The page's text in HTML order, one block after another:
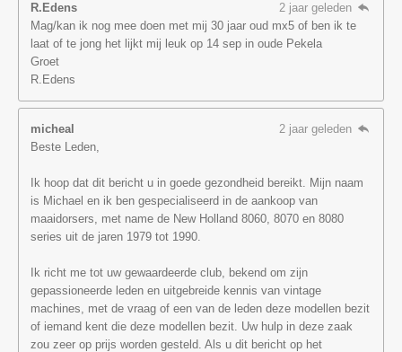
R.Edens
2 jaar geleden
Mag/kan ik nog mee doen met mij 30 jaar oud mx5 of ben ik te
laat of te jong het lijkt mij leuk op 14 sep in oude Pekela
Groet
R.Edens
micheal
2 jaar geleden
Beste Leden,
Ik hoop dat dit bericht u in goede gezondheid bereikt. Mijn naam
is Michael en ik ben gespecialiseerd in de aankoop van
maaidorsers, met name de New Holland 8060, 8070 en 8080
series uit de jaren 1979 tot 1990.
Ik richt me tot uw gewaardeerde club, bekend om zijn
gepassioneerde leden en uitgebreide kennis van vintage
machines, met de vraag of een van de leden deze modellen bezit
of iemand kent die deze modellen bezit. Uw hulp in deze zaak
zou zeer op prijs worden gesteld. Als u dit bericht op het